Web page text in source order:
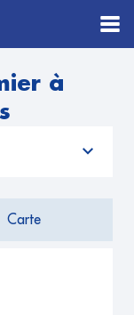
à
Carte